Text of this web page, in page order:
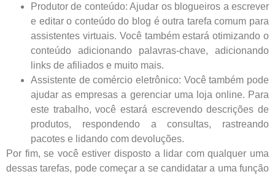
Produtor de conteúdo: Ajudar os blogueiros a escrever
e editar o conteúdo do blog é outra tarefa comum para
assistentes virtuais. Você também estará otimizando o
conteúdo adicionando palavras-chave, adicionando
links de afiliados e muito mais.
Assistente de comércio eletrônico: Você também pode
ajudar as empresas a gerenciar uma loja online. Para
este trabalho, você estará escrevendo descrições de
produtos, respondendo a consultas, rastreando
pacotes e lidando com devoluções.
Por fim, se você estiver disposto a lidar com qualquer uma
dessas tarefas, pode começar a se candidatar a uma função